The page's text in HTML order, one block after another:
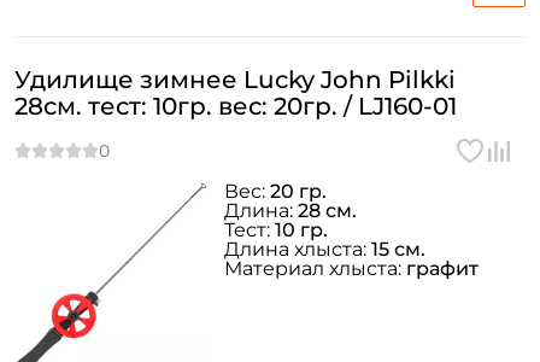
Удилище зимнее Lucky John Pilkki
28см. тест: 10гр. вес: 20гр. / LJ160-01
Вес: 20 гр.
Длина: 28 см.
Тест: 10 гр.
Длина хлыста: 15 см.
Материал хлыста: графит